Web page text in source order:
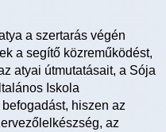
a szertarás végén
a segítő közreműködést,
atyai útmutatásait, a Sója
Iskola
hiszen az
az